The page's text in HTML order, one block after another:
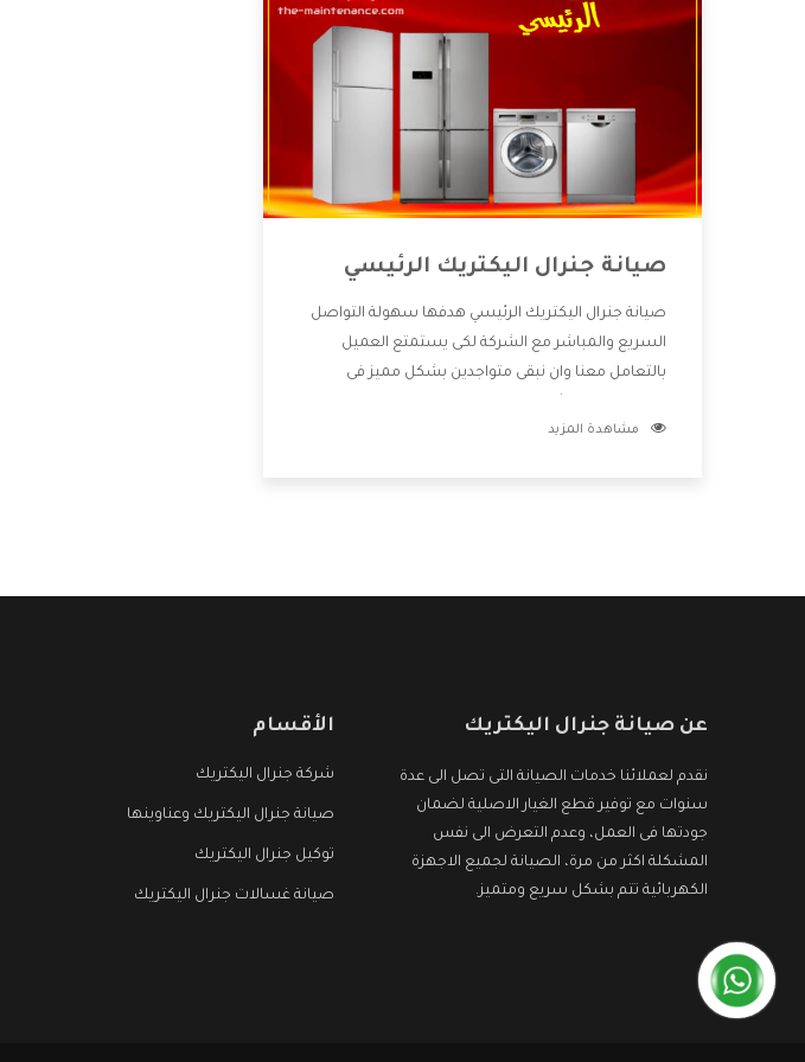
صيانة جنرال اليكتريك الرئيسي
صيانة جنرال اليكتريك الرئيسي هدفها سهولة التواصل
السريع والمباشر مع الشركة لكى يستمتع العميل
بالتعامل معنا وان نبقى متواجدين بشكل مميز فى
للعميل وان يستمتع بالخدمات التى تنفرد الشركة بها
مشاهدة المزيد
عن صيانة جنرال اليكتريك
نقدم لعملائنا خدمات الصيانة التى تصل الى عدة
سنوات مع توفير قطع الغيار الاصلية لضمان
جودتها فى العمل، وعدم التعرض الى نفس
المشكلة اكثر من مرة، الصيانة لجميع الاجهزة
الكهربائية تتم بشكل سريع ومتميز.
الأقسام
شركة جنرال اليكتريك
صيانة جنرال اليكتريك وعناوينها
توكيل جنرال اليكتريك
صيانة غسالات جنرال اليكتريك